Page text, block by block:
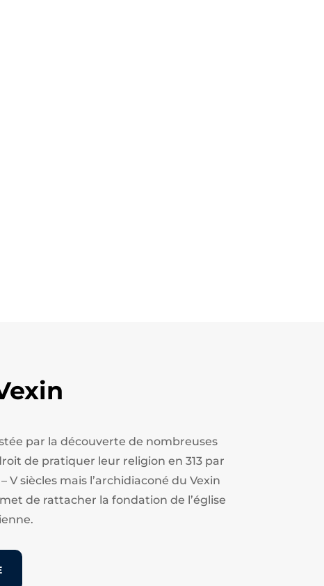
par la découverte de nombreuses
de pratiquer leur religion en 313 par
siècles mais l’archidiaconé du Vexin
de rattacher la fondation de l’église